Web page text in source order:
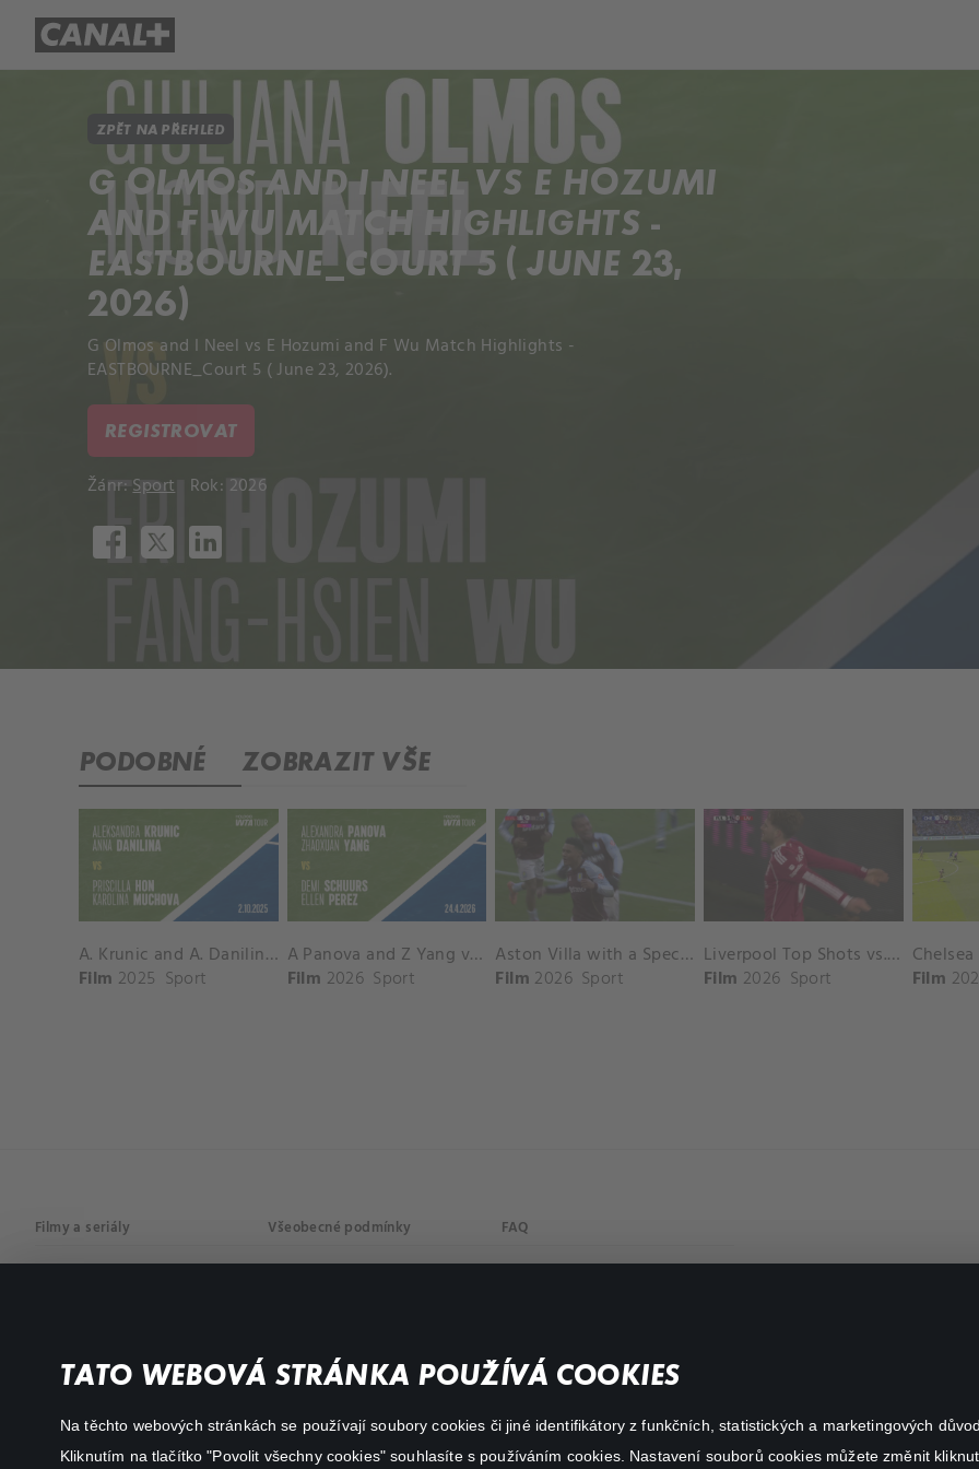
TATO WEBOVÁ STRÁNKA POUŽÍVÁ COOKIES
Na těchto webových stránkách se používají soubory cookies či jiné identifikátory z funkčních, statistických a marketingových
Kliknutím na tlačítko "Povolit všechny cookies" souhlasíte s používáním cookies. Nastavení souborů cookies můžete změnit
ZPĚT NA PŘEHLED
G OLMOS AND I NEEL VS E HOZUMI
AND F WU MATCH HIGHLIGHTS -
EASTBOURNE_COURT 5 ( JUNE 23,
2026)
G Olmos and I Neel vs E Hozumi and F Wu Match Highlights -
EASTBOURNE_Court 5 ( June 23, 2026).
REGISTROVAT
Žánr:Sport Rok: 2026
PODOBNÉ ZOBRAZIT VŠE
A. Krunic and A. Danilina vs. P. Hon and K. Muchova Match Highlights - BEIJING_Capital Group Diamond ( October 02, 2025)
Film 2025 Sport
A Panova and Z Yang vs D Schuurs and E Perez Match Highlights - MADRID_Court 8 ( April 24, 2026)
Film 2026 Sport
Aston Villa with a Spectacular Goal vs. Nottingham Forest
Film 2026 Sport
Liverpool Top Shots vs. Fulham
Film 2026 Sport
Film
Filmy a seriály
Akční
Všeobecné podmínky FAQ